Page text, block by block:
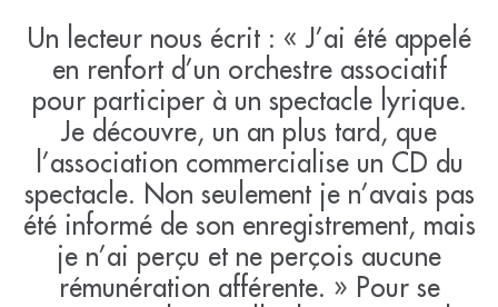
Un lecteur nous écrit : « J’ai été appelé
en renfort d’un orchestre associatif
pour participer à un spectacle lyrique.
Je découvre, un an plus tard, que
l’association commercialise un CD du
spectacle. Non seulement je n’avais pas
été informé de son enregistrement, mais
je n’ai perçu et ne perçois aucune
rémunération afférente. » Pour se